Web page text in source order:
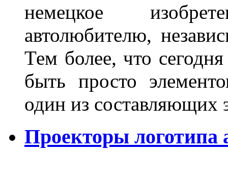
немецкое
автолюбителю,
Тем более, что сегодня
быть просто
один из
Проекторы логотипа